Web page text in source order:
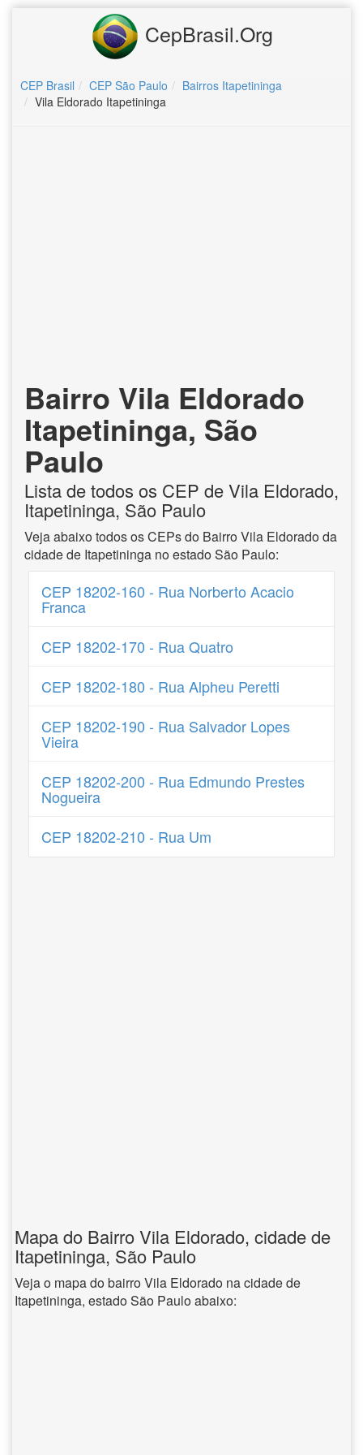
CepBrasil.Org
CEP Brasil CEP São Paulo
Bairros Itapetininga
Vila Eldorado Itapetininga
Bairro Vila Eldorado
Itapetininga, São
Paulo
Lista de todos os CEP de Vila Eldorado,
Itapetininga, São Paulo
Veja abaixo todos os CEPs do Bairro Vila Eldorado da
cidade de Itapetininga no estado São Paulo:
CEP 18202-160 - Rua Norberto Acacio
Franca
CEP 18202-170 - Rua Quatro
CEP 18202-180 - Rua Alpheu Peretti
CEP 18202-190 - Rua Salvador Lopes
Vieira
CEP 18202-200 - Rua Edmundo Prestes
Nogueira
CEP 18202-210 - Rua Um
Mapa do Bairro Vila Eldorado, cidade de
Itapetininga, São Paulo
Veja o mapa do bairro Vila Eldorado na cidade de
Itapetininga, estado São Paulo abaixo: